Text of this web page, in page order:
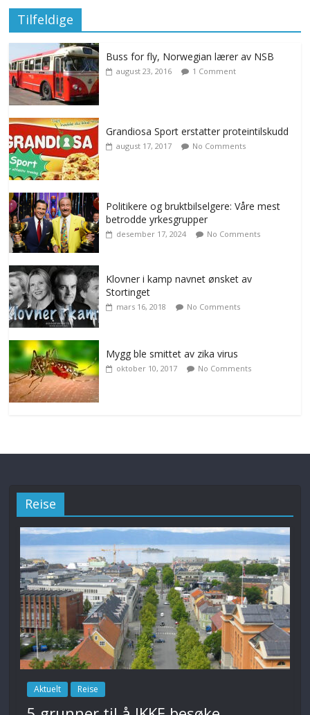
Tilfeldige
Buss for fly, Norwegian lærer av NSB
august 23, 2016 1 Comment
Grandiosa Sport erstatter proteintilskudd
august 17, 2017 No Comments
Politikere og bruktbilselgere: Våre mest
betrodde yrkesgrupper
desember 17, 2024 No Comments
Klovner i kamp navnet ønsket av
Stortinget
mars 16, 2018 No Comments
Mygg ble smittet av zika virus
oktober 10, 2017 No Comments
Reise
Aktuelt Reise